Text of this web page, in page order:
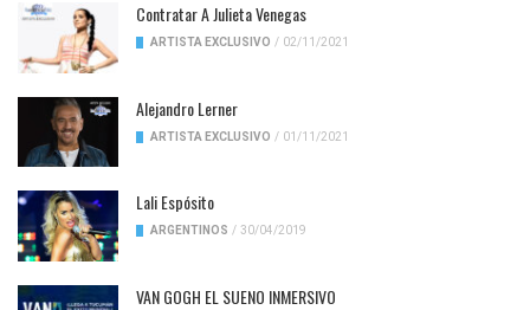
Contratar A Julieta Venegas
ARTISTA EXCLUSIVO / 02/11/2021
Alejandro Lerner
ARTISTA EXCLUSIVO / 01/11/2021
Lali Espósito
ARGENTINOS / 30/04/2019
VAN GOGH EL SUENO INMERSIVO